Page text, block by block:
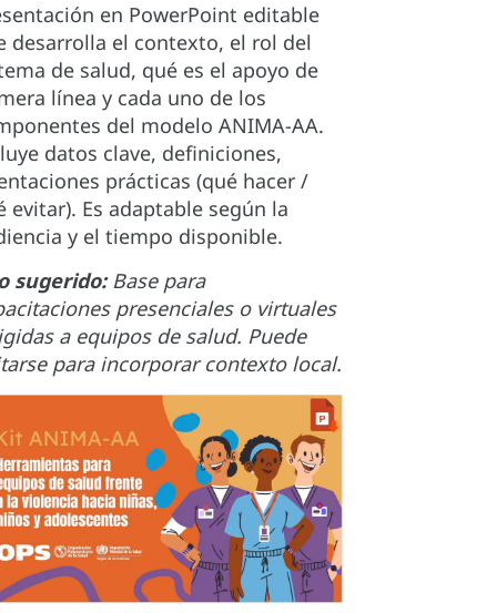
en PowerPoint editable
desarrolla el contexto, el rol del
de salud, qué es el apoyo de
línea y cada uno de los
del modelo ANIMA-AA.
datos clave, definiciones,
prácticas (qué hacer /
evitar). Es adaptable según la
y el tiempo disponible.
sugerido:Base para
presenciales o virtuales
a equipos de salud. Puede
para incorporar contexto local.